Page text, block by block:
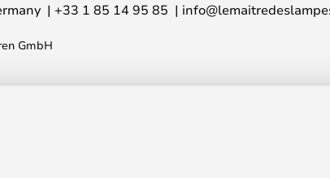
+33 1 85 14 95 85
GmbH